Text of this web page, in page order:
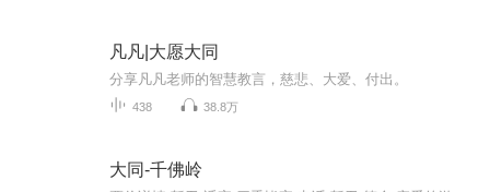
凡凡|大愿大同
分享凡凡老师的智慧教言，慈悲、大爱、付出。
438 38.8万
大同-千佛岭